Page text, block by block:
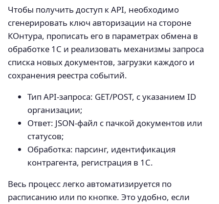
Чтобы получить доступ к API, необходимо
сгенерировать ключ авторизации на стороне
КОнтура, прописать его в параметрах обмена в
обработке 1С и реализовать механизмы запроса
списка новых документов, загрузки каждого и
сохранения реестра событий.
Тип API-запроса: GET/POST, с указанием ID
организации;
Ответ: JSON-файл с пачкой документов или
статусов;
Обработка: парсинг, идентификация
контрагента, регистрация в 1С.
Весь процесс легко автоматизируется по
расписанию или по кнопке. Это удобно, если